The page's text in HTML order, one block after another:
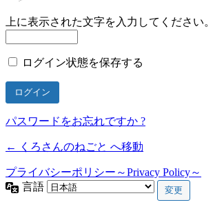
上に表示された文字を入力してください。
ログイン状態を保存する
パスワードをお忘れですか ?
← くろさんのねごと へ移動
プライバシーポリシー～Privacy Policy～
言語